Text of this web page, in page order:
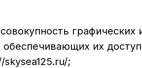
обеспечивающих их
;